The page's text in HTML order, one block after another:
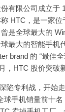
限公司成立于
HTC，是一家
是全球最大的
最大的智能手机
brand 的 “最佳
，HTC 股价突破
专利战，开始走
球手机销量前十名